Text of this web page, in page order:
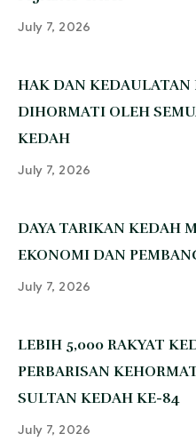
July 7, 2026
‎HAK DAN KEDAULATAN
DIHORMATI OLEH
KEDAH
July 7, 2026
‎DAYA TARIKAN KEDAH
EKONOMI DAN
July 7, 2026
‎LEBIH 5,000 RAKYAT
PERBARISAN
SULTAN KEDAH KE-84
July 7, 2026